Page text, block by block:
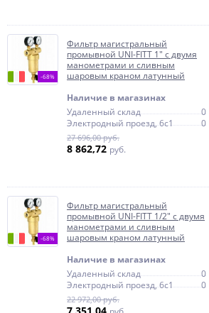
-68%
Фильтр магистральный
промывной UNI-FITT 1" с двумя
манометрами и сливным
шаровым краном латунный
Наличие в магазинах
Удаленный склад
0
Электродный проезд, 6с1
0
27 696,00 руб.
8 862,72 руб.
-68%
Фильтр магистральный
промывной UNI-FITT 1/2" с двумя
манометрами и сливным
шаровым краном латунный
Наличие в магазинах
Удаленный склад
0
Электродный проезд, 6с1
0
22 972,00 руб.